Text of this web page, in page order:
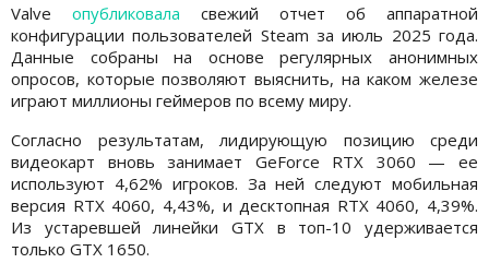
Valve опубликовала свежий отчет об аппаратной
конфигурации пользователей Steam за июль 2025 года.
Данные собраны на основе регулярных анонимных
опросов, которые позволяют выяснить, на каком железе
играют миллионы геймеров по всему миру.
Согласно результатам, лидирующую позицию среди
видеокарт вновь занимает GeForce RTX 3060 — ее
используют 4,62% игроков. За ней следуют мобильная
версия RTX 4060, 4,43%, и десктопная RTX 4060, 4,39%.
Из устаревшей линейки GTX в топ-10 удерживается
только GTX 1650.